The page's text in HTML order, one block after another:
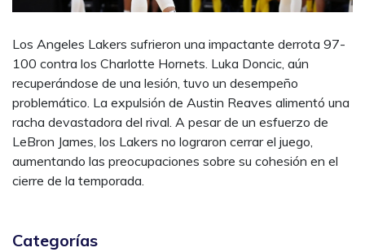
Los Angeles Lakers sufrieron una impactante derrota 97-
100 contra los Charlotte Hornets. Luka Doncic, aún
recuperándose de una lesión, tuvo un desempeño
problemático. La expulsión de Austin Reaves alimentó una
racha devastadora del rival. A pesar de un esfuerzo de
LeBron James, los Lakers no lograron cerrar el juego,
aumentando las preocupaciones sobre su cohesión en el
cierre de la temporada.
Categorías